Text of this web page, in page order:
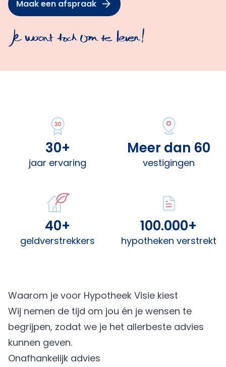
Maak een afspraak
30+
jaar ervaring
Meer dan 60
vestigingen
40+
geldverstrekkers
100.000+
hypotheken verstrekt
Waarom je voor Hypotheek Visie kiest
Wij nemen de tijd om jou én je wensen te
begrijpen, zodat we je het allerbeste advies
kunnen geven.
Onafhankelijk advies